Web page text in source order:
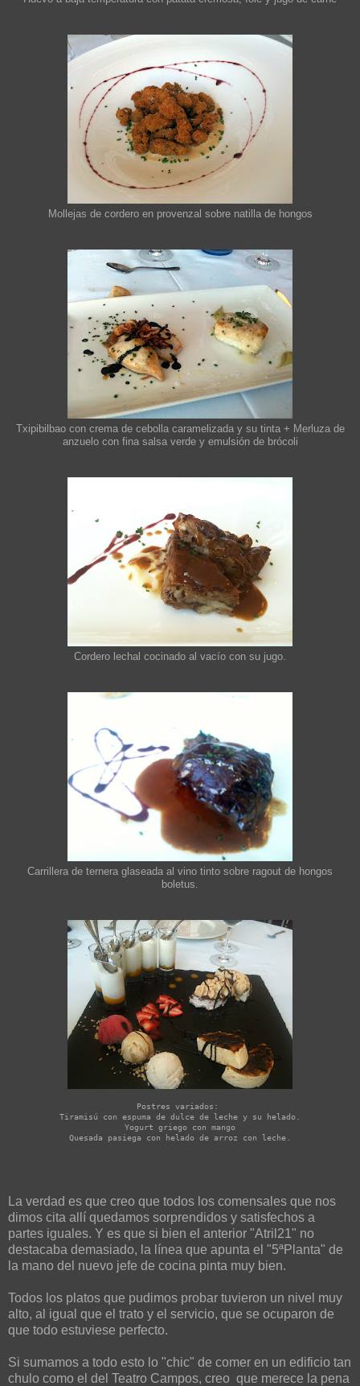
Mollejas de cordero en provenzal sobre natilla de hongos
Txipibilbao con crema de cebolla caramelizada y su tinta + Merluza de
anzuelo con fina salsa verde y emulsión de brócoli
Cordero lechal cocinado al vacío con su jugo.
Carrillera de ternera glaseada al vino tinto sobre ragout de hongos
boletus.
Postres variados:
Tiramisú con espuma de dulce de leche y su helado.
Yogurt griego con mango
La verdad es que creo que todos los comensales que nos
dimos cita allí quedamos sorprendidos y satisfechos a
partes iguales. Y es que si bien el anterior "Atril21" no
destacaba demasiado, la línea que apunta el "5ªPlanta" de
la mano del nuevo jefe de cocina pinta muy bien.
Todos los platos que pudimos probar tuvieron un nivel muy
alto, al igual que el trato y el servicio, que se ocuparon de
que todo estuviese perfecto.
Si sumamos a todo esto lo "chic" de comer en un edificio tan
chulo como el del Teatro Campos, creo que merece la pena